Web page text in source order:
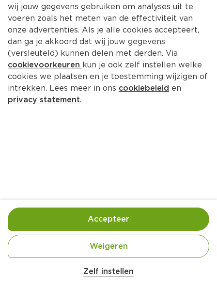
Ingrediënten Bereiding
wij jouw gegevens gebruiken om analyses uit te
voeren zoals het meten van de effectiviteit van
onze advertenties. Als je alle cookies accepteert,
dan ga je akkoord dat wij jouw gegevens
(versleuteld) kunnen delen met derden. Via
cookievoorkeuren kun je ook zelf instellen welke
cookies we plaatsen en je toestemming wijzigen of
intrekken. Lees meer in ons cookiebeleid en
privacy statement.
Zelf instellen
Weigeren
Accepteer